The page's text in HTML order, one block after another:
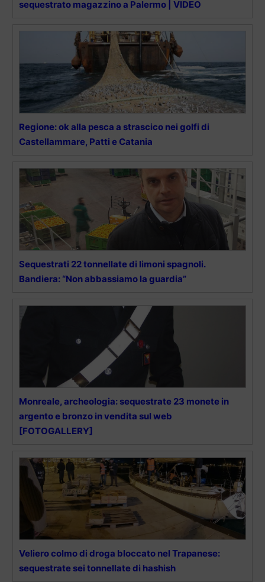
sequestrato magazzino a Palermo | VIDEO
Regione: ok alla pesca a strascico nei golfi di
Castellammare, Patti e Catania
Sequestrati 22 tonnellate di limoni spagnoli.
Bandiera: “Non abbassiamo la guardia”
Monreale, archeologia: sequestrate 23 monete in
argento e bronzo in vendita sul web
[FOTOGALLERY]
Veliero colmo di droga bloccato nel Trapanese:
sequestrate sei tonnellate di hashish